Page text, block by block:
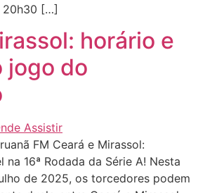
20h30 […]
horário e
jogo do
FM Ceará e Mirassol:
16ª Rodada da Série A! Nesta
de 2025, os torcedores podem